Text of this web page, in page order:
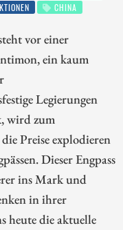
CHINA
vor einer
ein kaum
Legierungen
wird zum
Preise explodieren
Dieser Engpass
ins Mark und
in ihrer
heute die aktuelle